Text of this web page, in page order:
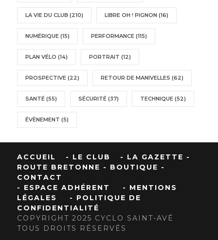
LA VIE DU CLUB (210) LIBRE OH ! PIGNON (16)
NUMÉRIQUE (15) PERFORMANCE (115)
PLAN VÉLO (14) PORTRAIT (12)
PROSPECTIVE (22) RETOUR DE MANIVELLES (62)
SANTÉ (55) SÉCURITÉ (37) TECHNIQUE (52)
ÉVÈNEMENT (5)
ACCUEIL - LE CLUB - LA GAZETTE -
ROUTE BRETONNE - BOUTIQUE -
CONTACT
- ESPACE ADHÉRENT
- MENTIONS
LÉGALES
- POLITIQUE DE
CONFIDENTIALITÉ
COPYRIGHT 2025 CYCLO SAINT-AVÉ
TOUS DROITS RÉSERVÉS